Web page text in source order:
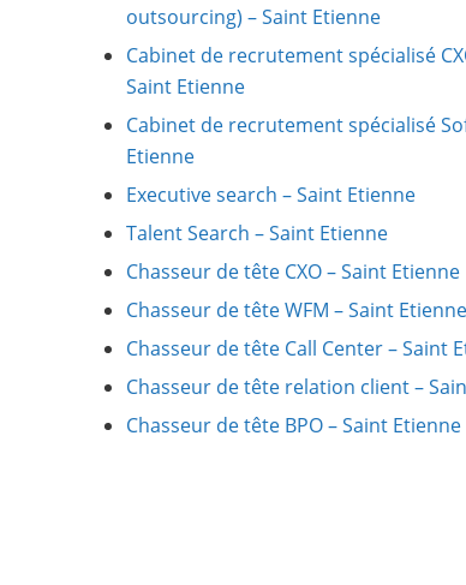
outsourcing) – Saint Etienne
Cabinet de recrutement spécialisé
Saint Etienne
Cabinet de recrutement spécialisé
Etienne
Executive search – Saint Etienne
Talent Search – Saint Etienne
Chasseur de tête CXO – Saint Etienne
Chasseur de tête WFM – Saint Etienne
Chasseur de tête Call Center – Saint
Chasseur de tête relation client –
Chasseur de tête BPO – Saint Etienne